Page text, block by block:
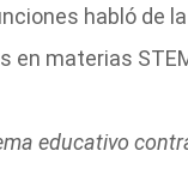
habló de
en materias
educativo